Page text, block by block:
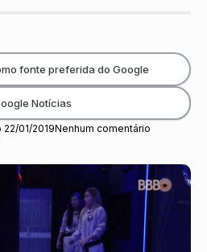
01/2019Nenhum comentário
fonte preferida do Google
Notícias